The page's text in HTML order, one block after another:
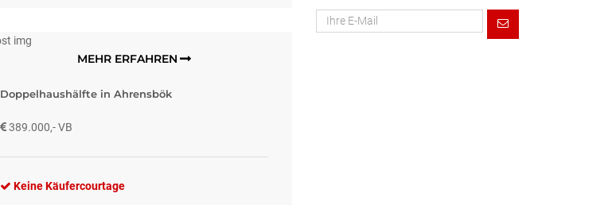
MEHR ERFAHREN
Doppelhaushälfte in Ahrensbök
389.000,- VB
Keine Käufercourtage